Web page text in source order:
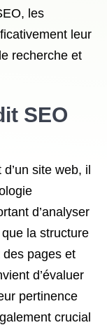
les
leur
recherche et
SEO
site web, il
d’analyser
la structure
pages et
d’évaluer
pertinence
crucial